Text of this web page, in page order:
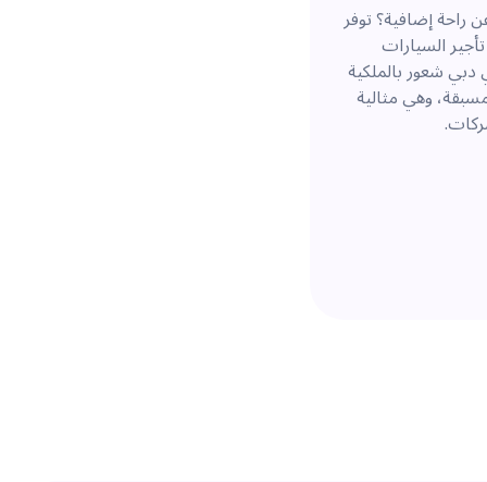
إضافية؟ توفر
السيارات
شعور بالملكية
وهي مثالية